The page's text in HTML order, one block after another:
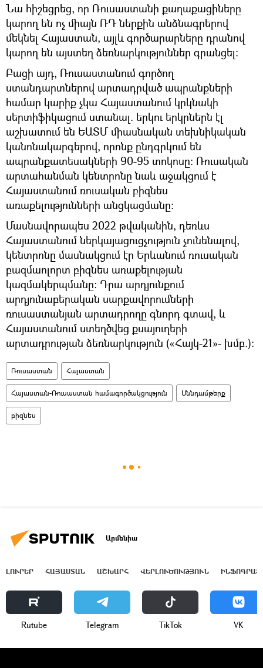
Նա հիշեցրեց, որ Ռուսաստանի քաղաքացիները
կարող են ոչ միայն ՌԴ ներքին անձնագրերով
մեկնել Հայաստան, այլև գործարարները դրանով
կարող են այստեղ ձեռնարկություններ գրանցել։
Բացի այդ, Ռուսաստանում գործող
ստանդարտներով արտադրված ապրանքների
համար կարիք չկա Հայաստանում կրկնակի
սերտիֆիկացում ստանալ. երկու երկրներն էլ
աշխատում են ԵԱՏՄ միասնական տեխնիկական
կանոնակարգերով, որոնք ընդգրկում են
ապրանքատեսակների 90-95 տոկոսը: Ռուսական
արտահանման կենտրոնը նաև աջակցում է
Հայաստանում ռուսական բիզնես
առաքելությունների անցկացմանը։
Մասնավորապես 2022 թվականին, դեռևս
Հայաստանում ներկայացուցչություն չունենալով,
կենտրոնը մասնակցում էր Երևանում ռուսական
բազմաոլորտ բիզնես առաքելության
կազմակերպմանը։ Դրա արդյունքում
արդյունաբերական սարքավորումների
ռուսաստանյան արտադրողը գնորդ գտավ, և
Հայաստանում ստեղծվեց քսայուղերի
արտադրության ձեռնարկություն («Հայկ-21»- խմբ.):
Ռուսաստան Հայաստան
Հայաստան-Ռուսաստան համագործակցություն Սննդամթերք
բիզնես
Արմենիա
ԼՈՒՐԵՐ ՀԱՅԱՍՏԱՆ ԱՇԽԱՐՀ ՎԵՐԼՈՒԾՈՒԹՅՈՒՆ
Rutube Telegram ТikТоk VK